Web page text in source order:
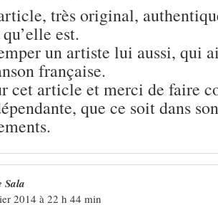
très original,
est.
un artiste lui aussi, qui
française.
cet article et merci de faire
que ce soit dans
Sala
2014 à 22 h 44 min